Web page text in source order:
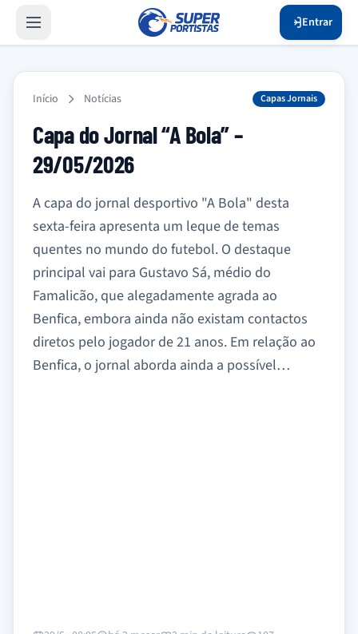
Entrar
Início Notícias Capas Jornais
Capa do Jornal “A Bola” –
29/05/2026
A capa do jornal desportivo "A Bola" desta
sexta-feira apresenta um leque de temas
quentes no mundo do futebol. O destaque
principal vai para Gustavo Sá, médio do
Famalicão, que alegadamente agrada ao
Benfica, embora ainda não existam contactos
diretos pelo jogador de 21 anos. Em relação ao
Benfica, o jornal aborda ainda a possível…